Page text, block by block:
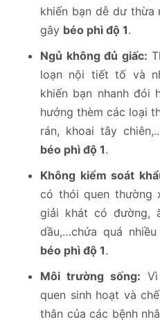
khiến bạn dễ dư thừa
gây béo phì độ 1.
Ngủ không đủ giấc:
loạn nội tiết tố và
khiến bạn nhanh đói
hướng thèm các loại
rán, khoai tây
béo phì độ 1.
Không kiểm soát
có thói quen thường
giải khát có đường,
dầu,…chứa quá
béo phì độ 1.
Môi trường sống:
quen sinh hoạt và
thân của các bệnh